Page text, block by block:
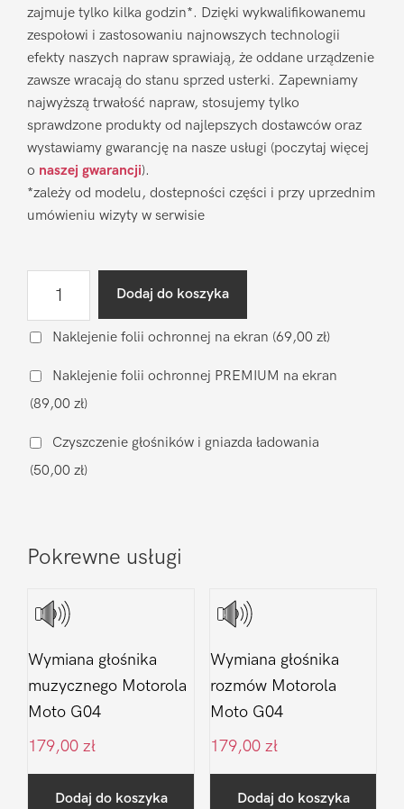
zajmuje tylko kilka godzin*. Dzięki wykwalifikowanemu
zespołowi i zastosowaniu najnowszych technologii
efekty naszych napraw sprawiają, że oddane urządzenie
zawsze wracają do stanu sprzed usterki. Zapewniamy
najwyższą trwałość napraw, stosujemy tylko
sprawdzone produkty od najlepszych dostawców oraz
wystawiamy gwarancję na nasze usługi (poczytaj więcej
o naszej gwarancji).
*zależy od modelu, dostepności części i przy uprzednim
umówieniu wizyty w serwisie
szkiełka
Motorola
Moto
G04
Dodaj do koszyka
Naklejenie folii ochronnej na ekran (69,00 zł)
Naklejenie folii ochronnej PREMIUM na ekran
(89,00 zł)
Czyszczenie głośników i gniazda ładowania
(50,00 zł)
Pokrewne usługi
Wymiana głośnika
muzycznego Motorola
Moto G04
179,00 zł
Dodaj do koszyka
Wymiana głośnika
rozmów Motorola
Moto G04
179,00 zł
Dodaj do koszyka